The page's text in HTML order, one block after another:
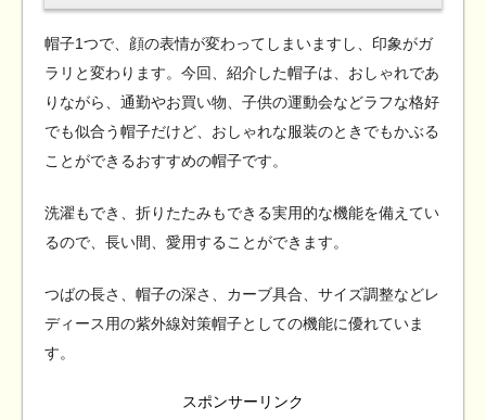
帽子1つで、顔の表情が変わってしまいますし、印象がガ
ラリと変わります。今回、紹介した帽子は、おしゃれであ
りながら、通勤やお買い物、子供の運動会などラフな格好
でも似合う帽子だけど、おしゃれな服装のときでもかぶる
ことができるおすすめの帽子です。
洗濯もでき、折りたたみもできる実用的な機能を備えてい
るので、長い間、愛用することができます。
つばの長さ、帽子の深さ、カーブ具合、サイズ調整などレ
ディース用の紫外線対策帽子としての機能に優れていま
す。
スポンサーリンク